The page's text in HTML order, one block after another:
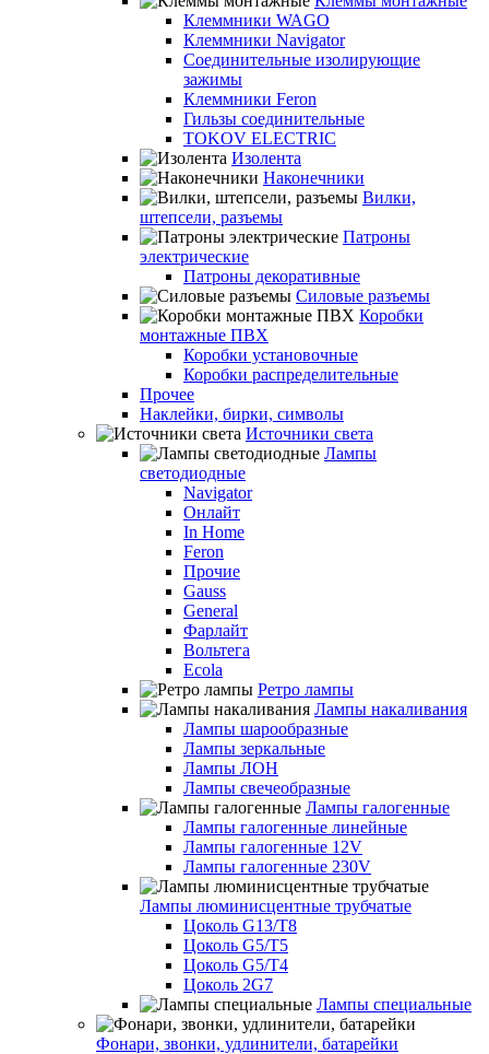
Клеммники WAGO
Клеммники Navigator
Соединительные изолирующие
зажимы
Клеммники Feron
Гильзы соединительные
TOKOV ELECTRIC
Изолента
Наконечники
Вилки,
штепсели, разъемы
Патроны
электрические
Патроны декоративные
Силовые разъемы
Коробки
монтажные ПВХ
Коробки установочные
Коробки распределительные
Прочее
Наклейки, бирки, символы
Источники света
Лампы
светодиодные
Navigator
Онлайт
In Home
Feron
Прочие
Gauss
General
Фарлайт
Вольтега
Ecola
Ретро лампы
Лампы накаливания
Лампы шарообразные
Лампы зеркальные
Лампы ЛОН
Лампы свечеобразные
Лампы галогенные
Лампы галогенные линейные
Лампы галогенные 12V
Лампы галогенные 230V
Лампы люминисцентные трубчатые
Цоколь G13/T8
Цоколь G5/Т5
Цоколь G5/T4
Цоколь 2G7
Лампы специальные
Фонари, звонки, удлинители, батарейки